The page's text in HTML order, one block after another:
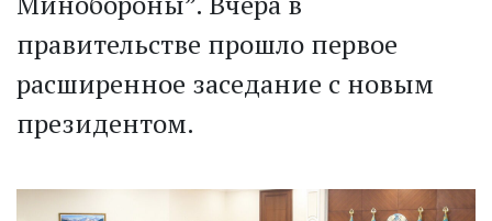
правительстве прошло первое
расширенное заседание с новым
президентом.